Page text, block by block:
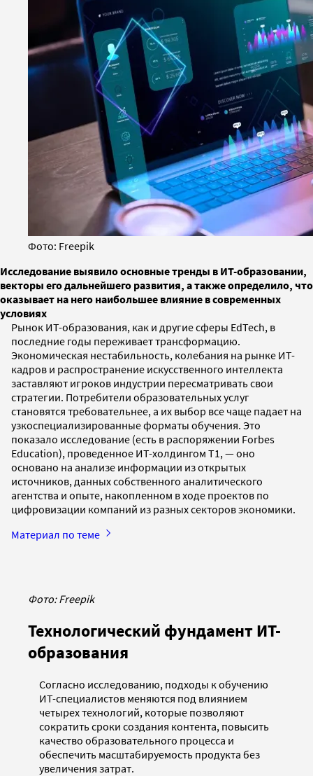
Фото: Freepik
Исследование выявило основные тренды в ИТ-образовании,
векторы его дальнейшего развития, а также определило, что
оказывает на него наибольшее влияние в современных
условиях
Рынок ИТ-образования, как и другие сферы EdTech, в
последние годы переживает трансформацию.
Экономическая нестабильность, колебания на рынке ИТ-
кадров и распространение искусственного интеллекта
заставляют игроков индустрии пересматривать свои
стратегии. Потребители образовательных услуг
становятся требовательнее, а их выбор все чаще падает на
узкоспециализированные форматы обучения. Это
показало исследование (есть в распоряжении Forbes
Education), проведенное ИТ-холдингом Т1, — оно
основано на анализе информации из открытых
источников, данных собственного аналитического
агентства и опыте, накопленном в ходе проектов по
цифровизации компаний из разных секторов экономики.
Материал по теме
Фото: Freepik
Технологический фундамент ИТ-
образования
Согласно исследованию, подходы к обучению
ИТ-специалистов меняются под влиянием
четырех технологий, которые позволяют
сократить сроки создания контента, повысить
качество образовательного процесса и
обеспечить масштабируемость продукта без
увеличения затрат.